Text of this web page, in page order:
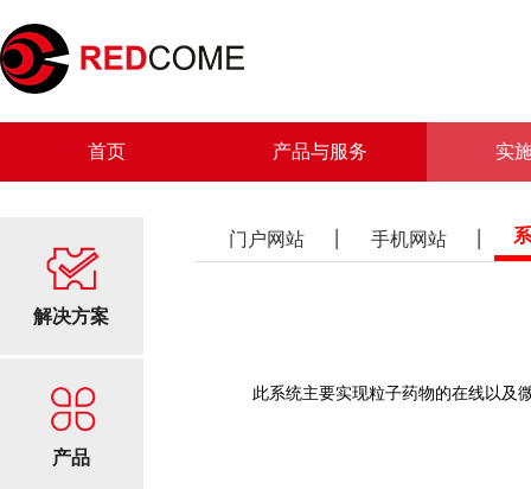
首页 产品与服务 实
解决方案
产品
门户网站 手机网站
此系统主要实现粒子药物的在线以及